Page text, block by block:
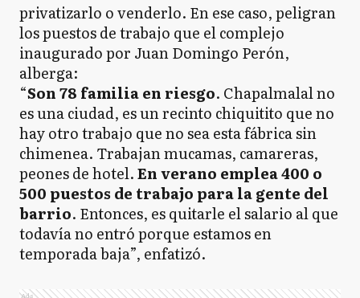
privatizarlo o venderlo. En ese caso, peligran
los puestos de trabajo que el complejo
inaugurado por Juan Domingo Perón,
alberga:
“Son 78 familia en riesgo. Chapalmalal no
es una ciudad, es un recinto chiquitito que no
hay otro trabajo que no sea esta fábrica sin
chimenea. Trabajan mucamas, camareras,
peones de hotel.En verano emplea 400 o
500 puestos de trabajo para la gente del
barrio. Entonces, es quitarle el salario al que
todavía no entró porque estamos en
temporada baja”, enfatizó.
Ads